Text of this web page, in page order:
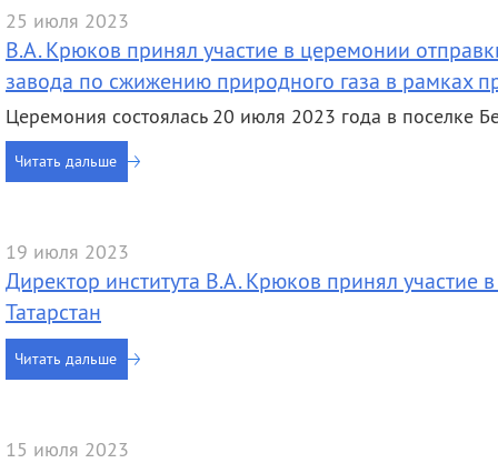
25 июля 2023
В.А. Крюков принял участие в церемонии
завода по сжижению природного газа в рамках
Церемония состоялась 20 июля 2023 года в поселке
Читать дальше
19 июля 2023
Директор института В.А. Крюков принял участие
Татарстан
Читать дальше
15 июля 2023